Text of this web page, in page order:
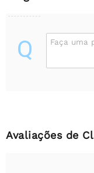
Q Faça uma
Avaliações de